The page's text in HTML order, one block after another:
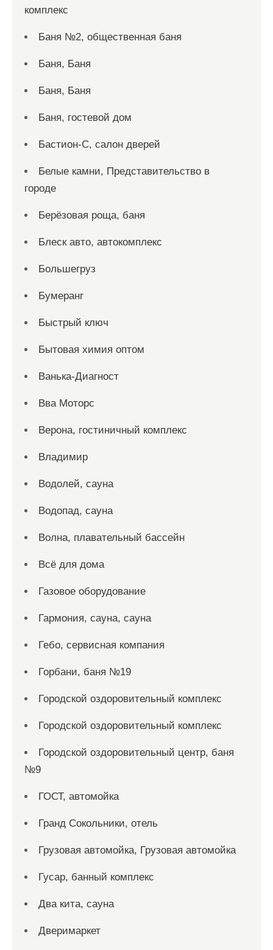
комплекс
Баня №2, общественная баня
Баня, Баня
Баня, Баня
Баня, гостевой дом
Бастион-С, салон дверей
Белые камни, Представительство в
городе
Берёзовая роща, баня
Блеск авто, автокомплекс
Большегруз
Бумеранг
Быстрый ключ
Бытовая химия оптом
Ванька-Диагност
Вва Моторс
Верона, гостиничный комплекс
Владимир
Водолей, сауна
Водопад, сауна
Волна, плавательный бассейн
Всё для дома
Газовое оборудование
Гармония, сауна, сауна
Гебо, сервисная компания
Горбани, баня №19
Городской оздоровительный комплекс
Городской оздоровительный комплекс
Городской оздоровительный центр, баня
№9
ГОСТ, автомойка
Гранд Сокольники, отель
Грузовая автомойка, Грузовая автомойка
Гусар, банный комплекс
Два кита, сауна
Дверимаркет